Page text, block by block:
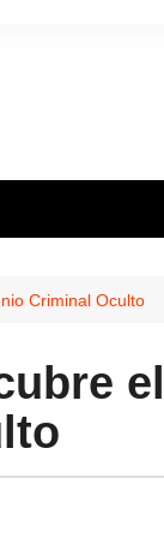
Criminal Oculto
el